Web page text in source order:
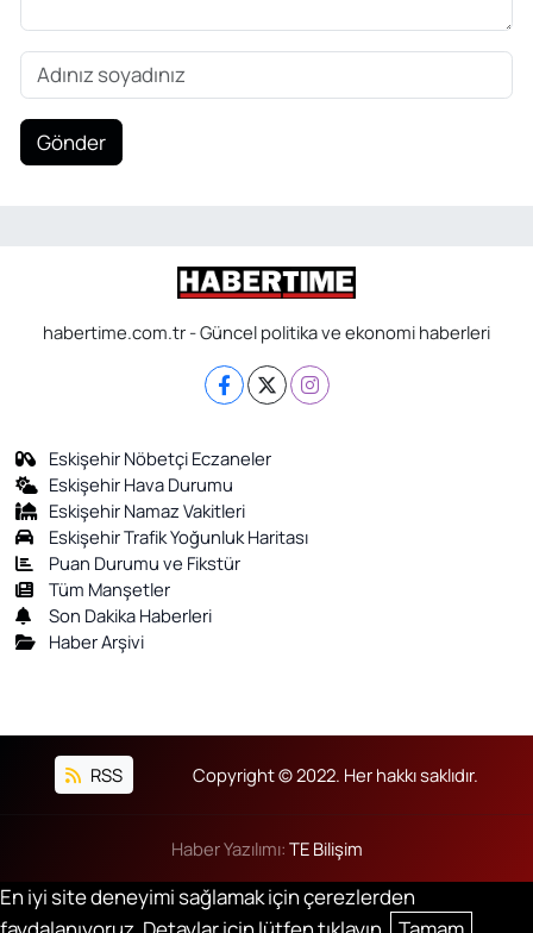
Gönder
habertime.com.tr - Güncel politika ve ekonomi haberleri
Eskişehir Nöbetçi Eczaneler
Eskişehir Hava Durumu
Eskişehir Namaz Vakitleri
Eskişehir Trafik Yoğunluk Haritası
Puan Durumu ve Fikstür
Tüm Manşetler
Son Dakika Haberleri
Haber Arşivi
RSS Copyright © 2022. Her hakkı saklıdır.
Haber Yazılımı: TE Bilişim
En iyi site deneyimi sağlamak için çerezlerden